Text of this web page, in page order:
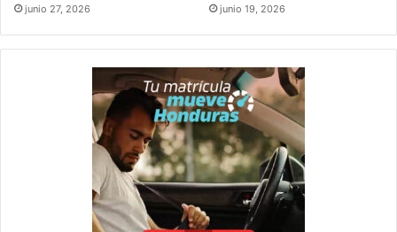
junio 27, 2026 junio 19, 2026